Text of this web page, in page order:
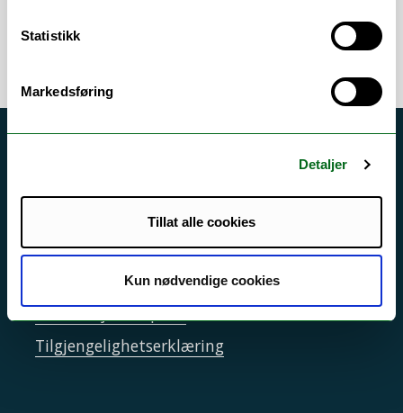
Statistikk
Markedsføring
Detaljer
Tillat alle cookies
Kun nødvendige cookies
Driftsmeldinger
Personvern ved UiT
Sikkerhet, beredskap og personvern
Informasjonskapsler
Tilgjengelighetserklæring